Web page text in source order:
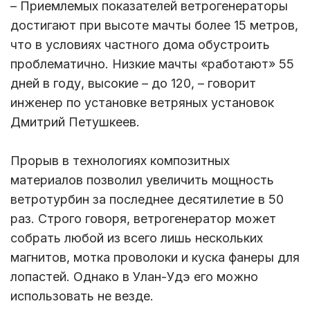
– Приемлемых показателей ветрогенераторы
достигают при высоте мачты более 15 метров,
что в условиях частного дома обустроить
проблематично. Низкие мачты «работают» 55
дней в году, высокие – до 120, – говорит
инженер по установке ветряных установок
Дмитрий Петушкеев.
Прорыв в технологиях композитных
материалов позволил увеличить мощность
ветротурбин за последнее десятилетие в 50
раз. Строго говоря, ветрогенератор может
собрать любой из всего лишь нескольких
магнитов, мотка проволоки и куска фанеры для
лопастей. Однако в Улан-Удэ его можно
использовать не везде.